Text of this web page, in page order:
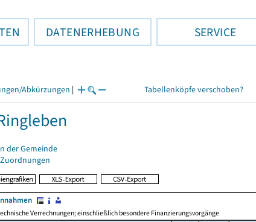
DATENERHEBUNG SERVICE
Abkürzungen | Tabellenköpfe verschoben?
der Gemeinde
Verrechnungen; einschließlich besondere Finanzierungsvorgänge